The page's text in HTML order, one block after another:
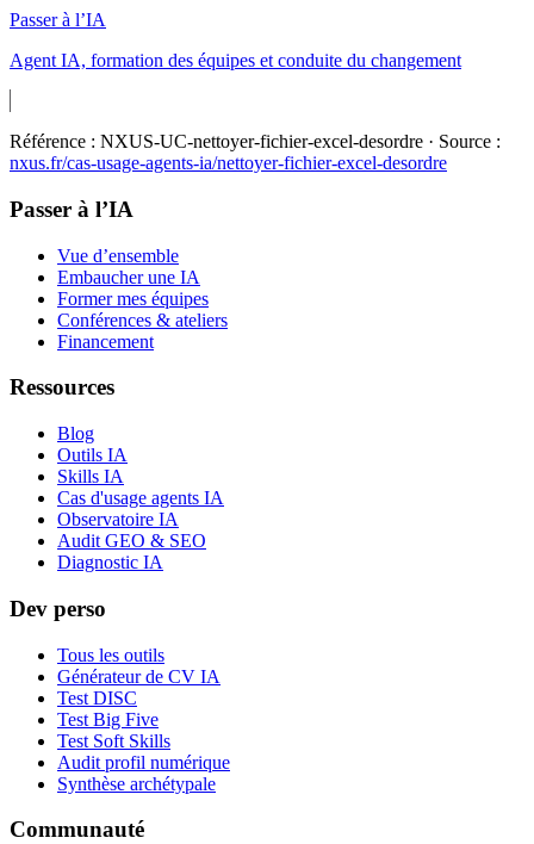
Passer à l’IA
Agent IA, formation des équipes et conduite du changement
Référence : NXUS-UC-nettoyer-fichier-excel-desordre · Source :
nxus.fr/cas-usage-agents-ia/nettoyer-fichier-excel-desordre
Passer à l’IA
Vue d’ensemble
Embaucher une IA
Former mes équipes
Conférences & ateliers
Financement
Ressources
Blog
Outils IA
Skills IA
Cas d'usage agents IA
Observatoire IA
Audit GEO & SEO
Diagnostic IA
Dev perso
Tous les outils
Générateur de CV IA
Test DISC
Test Big Five
Test Soft Skills
Audit profil numérique
Synthèse archétypale
Communauté